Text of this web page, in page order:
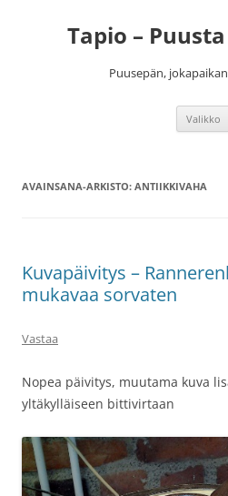
Tapio –
Puusepän,
Valikko
AVAINSANA-ARKISTO: ANTIIKKIVAHA
Kuvapäivitys –
mukavaa sorvaten
Vastaa
Nopea päivitys, muutama kuva
yltäkylläiseen bittivirtaan